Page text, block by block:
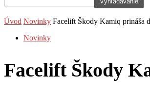
Úvod Novinky Facelift Škody Kamiq prináša
Novinky
Facelift Škody